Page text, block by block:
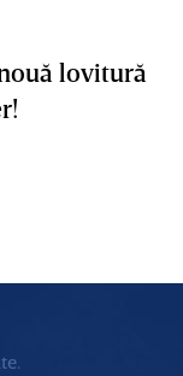
lovitură